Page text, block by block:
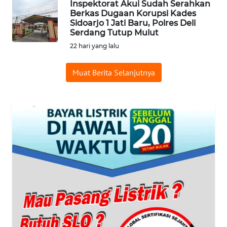
Inspektorat Akui Sudah Serahkan
Berkas Dugaan Korupsi Kades
Sidoarjo 1 Jati Baru, Polres Deli
Serdang Tutup Mulut
22 hari yang lalu
Muat Berita Selanjutnya
PRIANGAN
TIMUR
WN
BOROBUDUR
WN
WN
SURABAYA